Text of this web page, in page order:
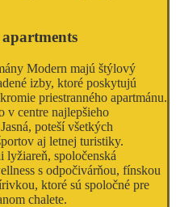
Modern majú štýlový
izby, ktoré poskytujú
priestranného apartmánu.
v centre najlepšieho
poteší všetkých
aj letnej turistiky.
spoločenská
s odpočivárňou, fínskou
ktoré sú spoločné pre
chalete.